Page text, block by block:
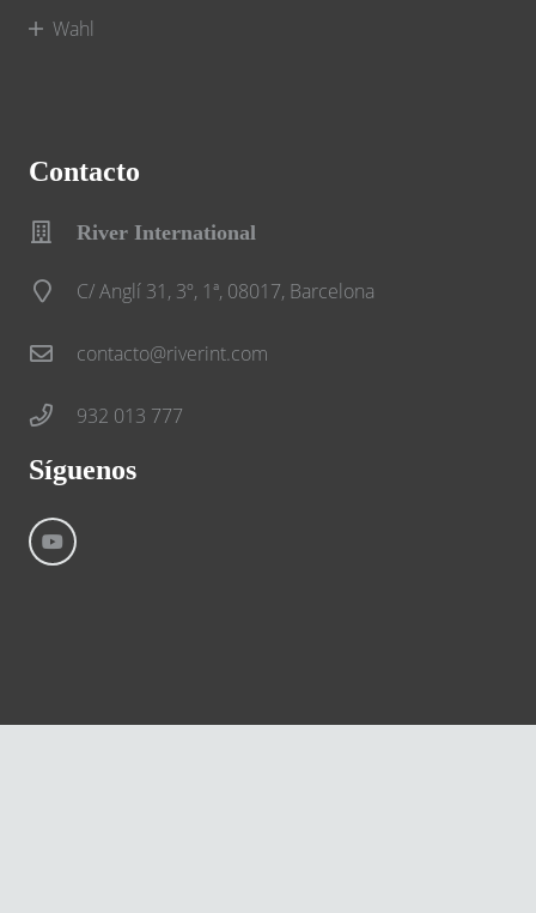
Wahl
Contacto
River International
C/ Anglí 31, 3º, 1ª, 08017, Barcelona
contacto@riverint.com
932 013 777
Síguenos